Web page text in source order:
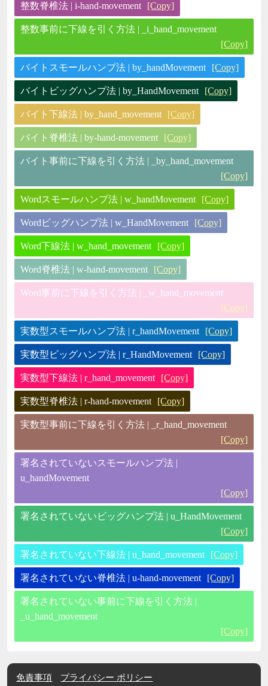
整数脊椎法 | i-hand-movement [Copy]
整数事前に下線を引く方法 | _i_hand_movement
[Copy]
バイトスモールハンプ法 | by_handMovement [Copy]
バイトビッグハンプ法 | by_HandMovement [Copy]
バイト下線法 | by_hand_movement [Copy]
バイト脊椎法 | by-hand-movement [Copy]
バイト事前に下線を引く方法 | _by_hand_movement
[Copy]
Wordスモールハンプ法 | w_handMovement [Copy]
Wordビッグハンプ法 | w_HandMovement [Copy]
Word下線法 | w_hand_movement [Copy]
Word脊椎法 | w-hand-movement [Copy]
Word事前に下線を引く方法 | _w_hand_movement
[Copy]
実数型スモールハンプ法 | r_handMovement [Copy]
実数型ビッグハンプ法 | r_HandMovement [Copy]
実数型下線法 | r_hand_movement [Copy]
実数型脊椎法 | r-hand-movement [Copy]
実数型事前に下線を引く方法 | _r_hand_movement
[Copy]
署名されていないスモールハンプ法 |
u_handMovement
[Copy]
署名されていないビッグハンプ法 | u_HandMovement
[Copy]
署名されていない下線法 | u_hand_movement [Copy]
署名されていない脊椎法 | u-hand-movement [Copy]
署名されていない事前に下線を引く方法 |
_u_hand_movement
[Copy]
免責事項 プライバシー ポリシー